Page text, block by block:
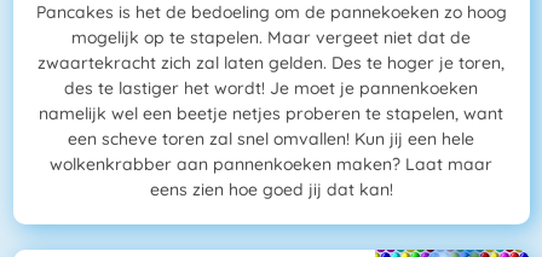
Pancakes is het de bedoeling om de pannekoeken zo hoog
mogelijk op te stapelen. Maar vergeet niet dat de
zwaartekracht zich zal laten gelden. Des te hoger je toren,
des te lastiger het wordt! Je moet je pannenkoeken
namelijk wel een beetje netjes proberen te stapelen, want
een scheve toren zal snel omvallen! Kun jij een hele
wolkenkrabber aan pannenkoeken maken? Laat maar
eens zien hoe goed jij dat kan!